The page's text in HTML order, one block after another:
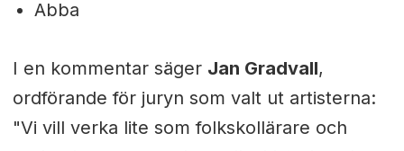
Abba
I en kommentar säger Jan Gradvall,
ordförande för juryn som valt ut artisterna:
"Vi vill verka lite som folkskollärare och